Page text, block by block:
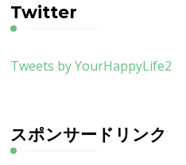
ブ
Twitter
Tweets by YourHappyLife2
スポンサードリンク